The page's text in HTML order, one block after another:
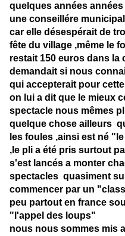
quelques années
une conseillére
car elle désespérait de
fête du village ,même le
restait 150 euros dans la
demandait si nous
qui accepterait pour
on lui a dit que le mieux
spectacle nous mêmes
quelque chose ailleurs
les foules ,ainsi est né
,le pli a été pris surtout
s'est lancés a monter
spectacles quasiment
commencer par un
peu partout en france
"l'appel des loups"
nous nous sommes mis